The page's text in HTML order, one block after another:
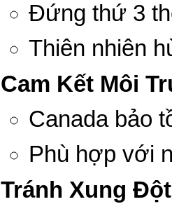
Đứng thứ 3
Thiên nhiên
Cam Kết Môi
Canada bảo
Phù hợp với
Tránh Xung